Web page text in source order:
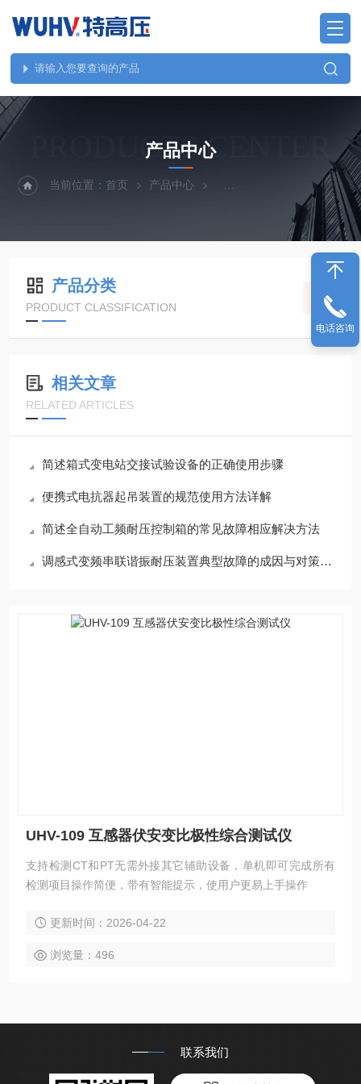
PRODUCTS CENTER
产品中心
当前位置：首页 产品中心 继电保护、二次回路测试仪
产品分类
PRODUCT CLASSIFICATION
相关文章
RELATED ARTICLES
简述箱式变电站交接试验设备的正确使用步骤
便携式电抗器起吊装置的规范使用方法详解
简述全自动工频耐压控制箱的常见故障相应解决方法
调感式变频串联谐振耐压装置典型故障的成因与对策分享
UHV-109 互感器伏安变比极性综合测试仪
支持检测CT和PT无需外接其它辅助设备，单机即可完成所有
检测项目操作简便，带有智能提示，使用户更易上手操作
更新时间：2026-04-22
浏览量：496
联系我们
电话咨询